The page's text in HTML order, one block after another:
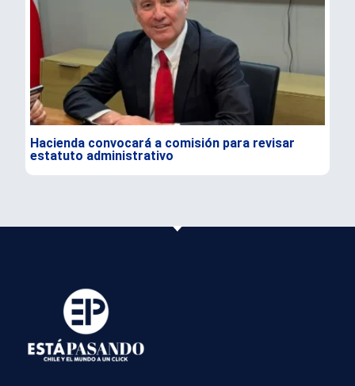
Hacienda convocará a comisión para revisar
estatuto administrativo